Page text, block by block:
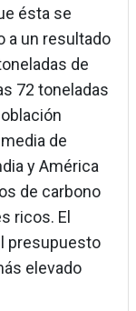
ésta se
a un resultado
de
72 toneladas
de
y América
de carbono
ricos. El
presupuesto
elevado